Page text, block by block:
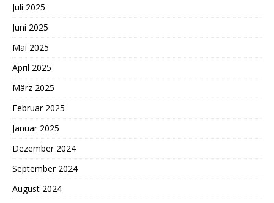
Juli 2025
Juni 2025
Mai 2025
April 2025
März 2025
Februar 2025
Januar 2025
Dezember 2024
September 2024
August 2024